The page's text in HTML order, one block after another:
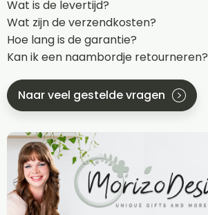
Wat is de levertijd?
Wat zijn de verzendkosten?
Hoe lang is de garantie?
Kan ik een naambordje retourneren?
Naar veel gestelde vragen